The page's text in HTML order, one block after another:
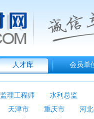
人才库 会员单
监理工程师
水利总监
天津市 重庆市
河